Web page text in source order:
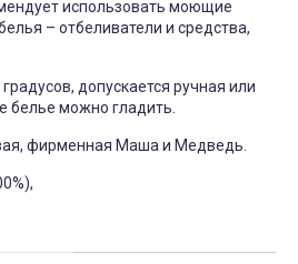
использовать моющие
– отбеливатели и средства,
допускается ручная или
белье можно гладить.
фирменная Маша и Медведь.